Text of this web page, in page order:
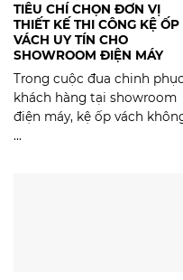
TIÊU CHÍ CHỌN ĐƠN VỊ
THIẾT KẾ THI CÔNG KỆ ỐP
VÁCH UY TÍN CHO
SHOWROOM ĐIỆN MÁY
Trong cuộc đua chinh phục
khách hàng tại showroom
điện máy, kệ ốp vách
...